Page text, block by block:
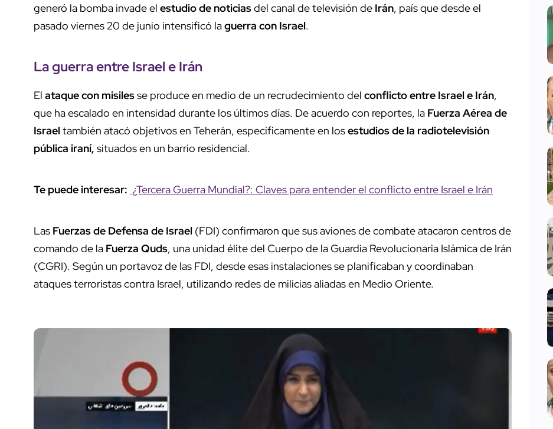
generó la bomba invade el estudio de noticiasdel canal de televisión de Irán, país que desde el
pasado viernes 20 de junio intensificó laguerra con Israel.
La guerra entre Israel e Irán
El ataque con misilesse produce en medio de un recrudecimiento del conflicto entre Israel e Irán,
que ha escalado en intensidad durante los últimos días. De acuerdo con reportes, la Fuerza Aérea de
Israeltambién atacó objetivos en Teherán, específicamente en losestudios de la radiotelevisión
pública iraní, situados en un barrio residencial.
Te puede interesar: ¿Tercera Guerra Mundial?: Claves para entender el conflicto entre Israel e Irán
Las Fuerzas de Defensa de Israel (FDI) confirmaron que sus aviones de combate atacaron centros de
comando de la Fuerza Quds, una unidad élite del Cuerpo de la Guardia Revolucionaria Islámica de Irán
(CGRI). Según un portavoz de las FDI, desde esas instalaciones se planificaban y coordinaban
ataques terroristas contra Israel, utilizando redes de milicias aliadas en Medio Oriente.